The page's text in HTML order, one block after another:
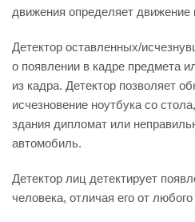
движения определяет движение
Детектор оставленных/
о появлении в кадре предмета
из кадра. Детектор позволяет
исчезновение ноутбука со
здания дипломат или
автомобиль.
Детектор лиц детектирует
человека, отличая его от любого